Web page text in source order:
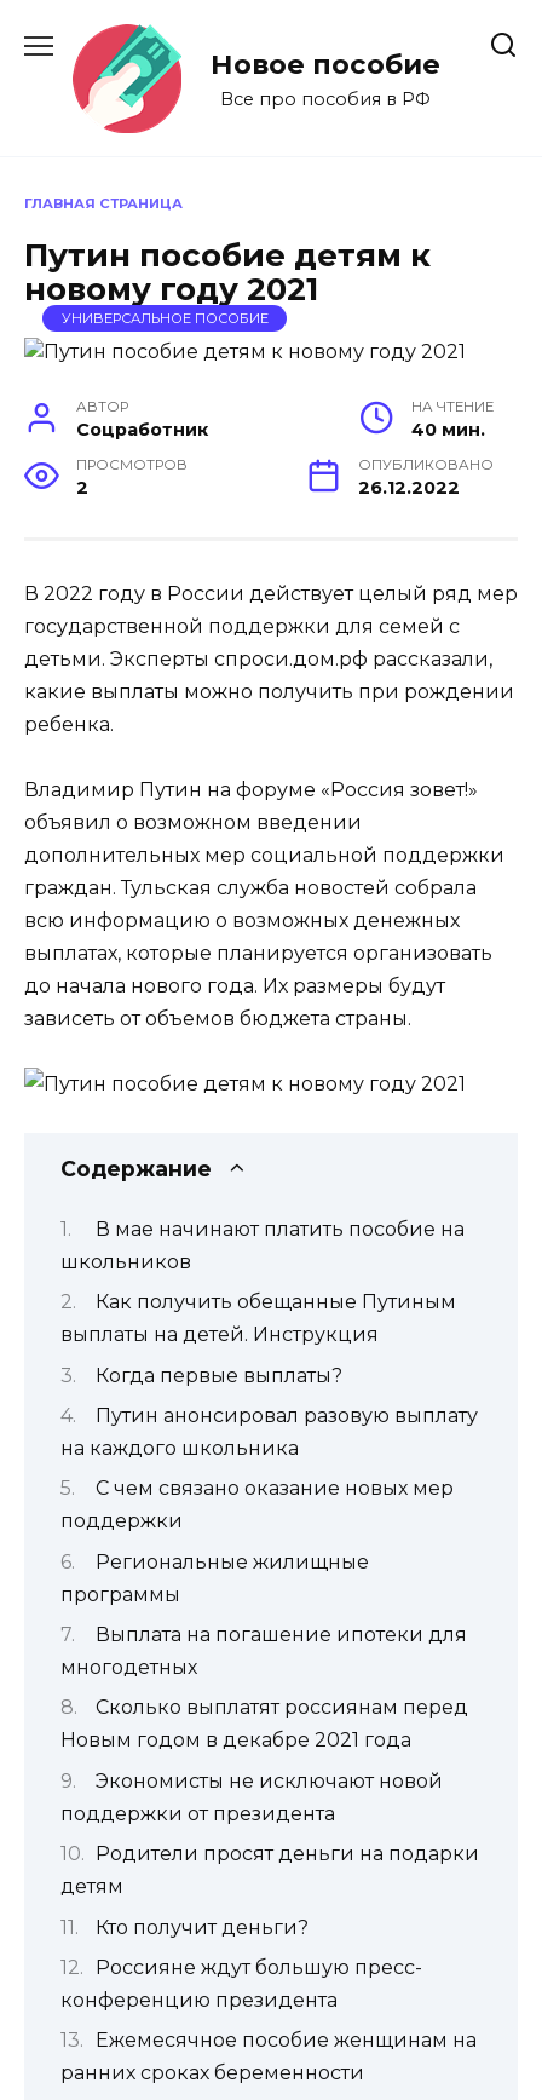
содержанию
Новое пособие
Все про пособия в РФ
ГЛАВНАЯ СТРАНИЦА
Путин пособие детям к
новому году 2021
УНИВЕРСАЛЬНОЕ ПОСОБИЕ
АВТОР
Соцработник
НА ЧТЕНИЕ
40 мин.
ПРОСМОТРОВ
2
ОПУБЛИКОВАНО
26.12.2022
В 2022 году в России действует целый ряд мер
государственной поддержки для семей с
детьми. Эксперты спроси.дом.рф рассказали,
какие выплаты можно получить при рождении
ребенка.
Владимир Путин на форуме «Россия зовет!»
объявил о возможном введении
дополнительных мер социальной поддержки
граждан. Тульская служба новостей собрала
всю информацию о возможных денежных
выплатах, которые планируется организовать
до начала нового года. Их размеры будут
зависеть от объемов бюджета страны.
Содержание
В мае начинают платить пособие на
школьников
Как получить обещанные Путиным
выплаты на детей. Инструкция
Когда первые выплаты?
Путин анонсировал разовую выплату
на каждого школьника
С чем связано оказание новых мер
поддержки
Региональные жилищные
программы
Выплата на погашение ипотеки для
многодетных
Сколько выплатят россиянам перед
Новым годом в декабре 2021 года
Экономисты не исключают новой
поддержки от президента
Родители просят деньги на подарки
детям
Кто получит деньги?
Россияне ждут большую пресс-
конференцию президента
Ежемесячное пособие женщинам на
ранних сроках беременности